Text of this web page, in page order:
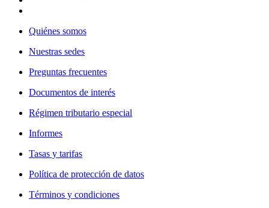
Quiénes somos
Nuestras sedes
Preguntas frecuentes
Documentos de interés
Régimen tributario especial
Informes
Tasas y tarifas
Política de protección de datos
Términos y condiciones